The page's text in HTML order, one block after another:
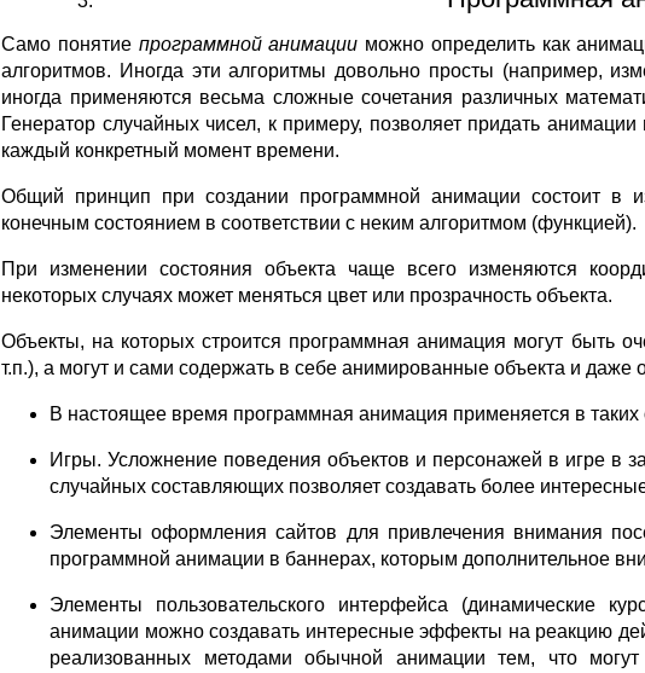
Само понятие программной анимации можно определить как
алгоритмов. Иногда эти алгоритмы довольно просты (например,
иногда применяются весьма сложные сочетания различных
Генератор случайных чисел, к примеру, позволяет придать
каждый конкретный момент времени.
Общий принцип при создании программной анимации состоит в
конечным состоянием в соответствии с неким алгоритмом (функцией).
При изменении состояния объекта чаще всего изменяются
некоторых случаях может меняться цвет или прозрачность объекта.
Объекты, на которых строится программная анимация могут быть
т.п.), а могут и сами содержать в себе анимированные объекта и даже
В настоящее время программная анимация применяется в таких
Игры. Усложнение поведения объектов и персонажей в игре в
случайных составляющих позволяет создавать более
Элементы оформления сайтов для привлечения внимания
программной анимации в баннерах, которым дополнительное
Элементы пользовательского интерфейса (динамические
анимации можно создавать интересные эффекты на реакцию
реализованных методами обычной анимации тем, что